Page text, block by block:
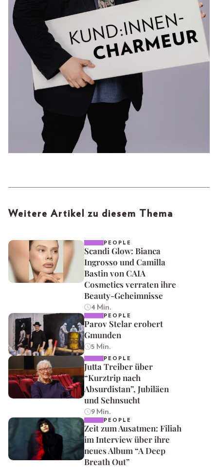
Weitere Artikel zu diesem Thema
PEOPLE
Scandi Glow: Bianca
Ingrosso und Camilla
Bastin von CAIA
Cosmetics verraten ihre
Beauty-Geheimnisse
4 Min.
PEOPLE
Parov Stelar erobert
Gmunden
5 Min.
PEOPLE
Jutta Treiber über
“Kurztrip nach
Absurdistan”, Jubiläen
und Sehnsucht
9 Min.
PEOPLE
Zeit zum Ausatmen: Filiah
im Interview über ihre
neues Album “A Deep
Breath Out”